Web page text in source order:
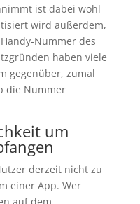
ist dabei wohl
wird außerdem,
Nummer des
haben viele
gegenüber, zumal
die Nummer
um
derzeit nicht zu
einer App. Wer